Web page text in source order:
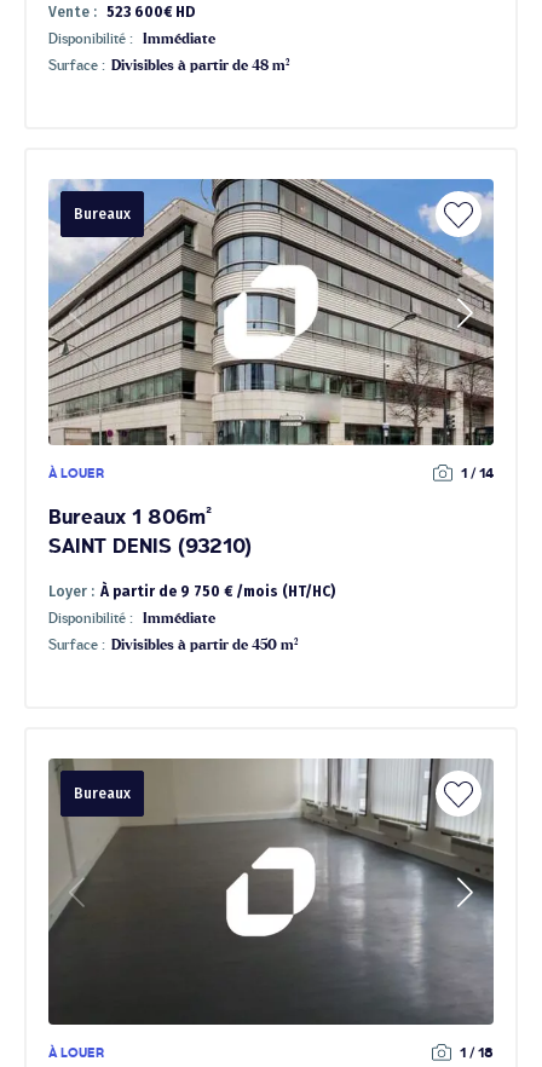
Vente : 523 600€ HD
Disponibilité :
Immédiate
Surface : Divisibles à partir de 48 m²
Bureaux
À LOUER 1 / 14
Bureaux 1 806m²
SAINT DENIS (93210)
Loyer : À partir de 9 750 € /mois (HT/HC)
Disponibilité :
Immédiate
Surface : Divisibles à partir de 450 m²
Bureaux
À LOUER 1 / 18